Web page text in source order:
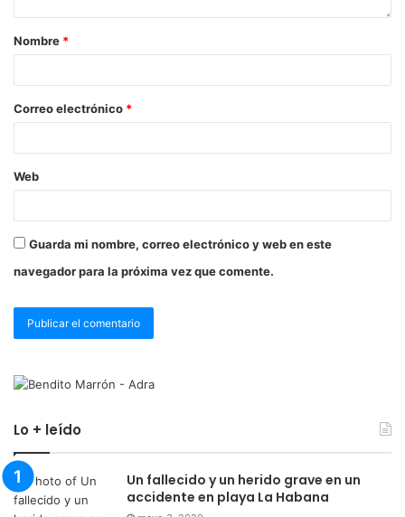
Nombre *
Correo electrónico *
Web
Guarda mi nombre, correo electrónico y web en este
navegador para la próxima vez que comente.
Lo + leído
Un fallecido y un herido grave en un
accidente en playa La Habana